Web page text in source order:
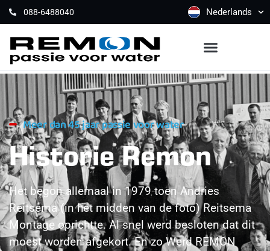
088-6488040 Nederlands
Meer dan 45 jaar passie voor water
Historie Remon
Het begon allemaal in 1979 toen Andries
Reitsema (in het midden van de foto) Reitsema
Montage oprichtte. Al snel werd besloten dat dit
moest worden afgekort. En zo Werd REMON